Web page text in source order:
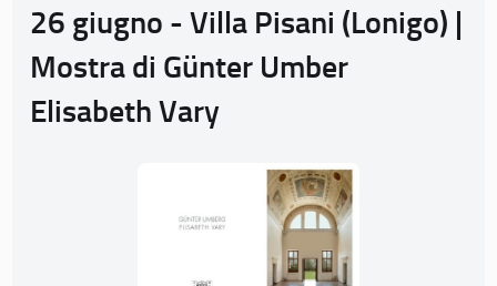
26 giugno - Villa Pisani (Lonigo) |
Mostra di Günter Umber
Elisabeth Vary